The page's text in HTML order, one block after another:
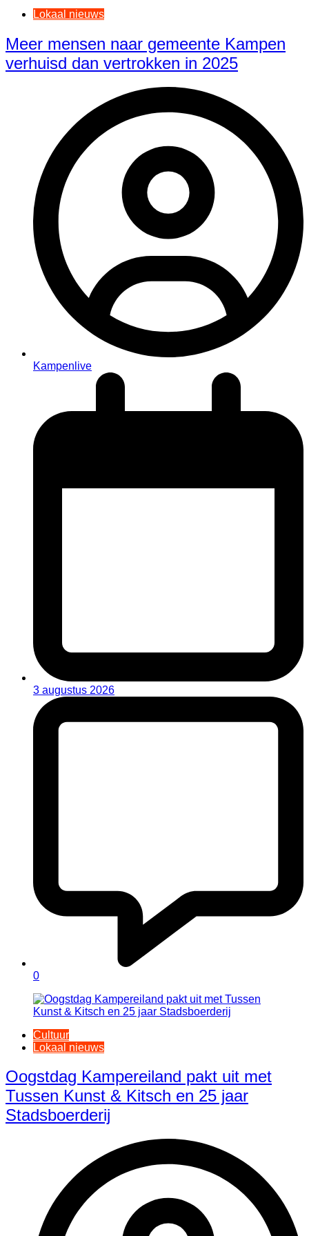
Lokaal nieuws
Meer mensen naar gemeente Kampen
verhuisd dan vertrokken in 2025
Kampenlive
3 augustus 2026
0
Cultuur
Lokaal nieuws
Oogstdag Kampereiland pakt uit met
Tussen Kunst & Kitsch en 25 jaar
Stadsboerderij